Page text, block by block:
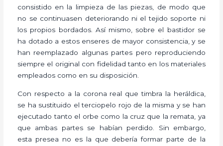
consistido en la limpieza de las piezas, de modo que
no se continuasen deteriorando ni el tejido soporte ni
los propios bordados. Así mismo, sobre el bastidor se
ha dotado a estos enseres de mayor consistencia, y se
han reemplazado algunas partes pero reproduciendo
siempre el original con fidelidad tanto en los materiales
empleados como en su disposición.
Con respecto a la corona real que timbra la heráldica,
se ha sustituido el terciopelo rojo de la misma y se han
ejecutado tanto el orbe como la cruz que la remata, ya
que ambas partes se habían perdido. Sin embargo,
esta presea no es la que debería formar parte de la